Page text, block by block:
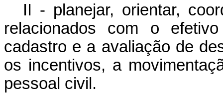
II - planejar, orientar,
relacionados com o
cadastro e a avaliação de
os incentivos, a
pessoal civil.